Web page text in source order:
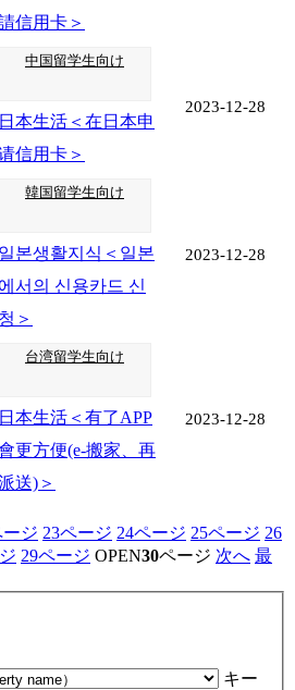
信用卡＞
中国留学生向け
日本生活＜在日本申
信用卡＞
2023-12-28
韓国留学生向け
일본생활지식＜일본
에서의 신용카드 신
청＞
2023-12-28
台湾留学生向け
日本生活＜有了APP
更方便(e-搬家、再
送)＞
2023-12-28
ジ 23ページ 24ページ 25ページ 26
29ページ OPEN30ページ 次へ 最
キー